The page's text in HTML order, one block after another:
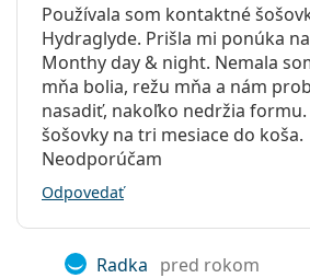
Používala som kontaktné
Hydraglyde. Prišla mi ponúka
Monthy day & night. Nemala
mňa bolia, režu mňa a nám
nasadiť, nakoľko nedržia
šošovky na tri mesiace do koša.
Neodporúčam
Odpovedať
Radka pred rokom